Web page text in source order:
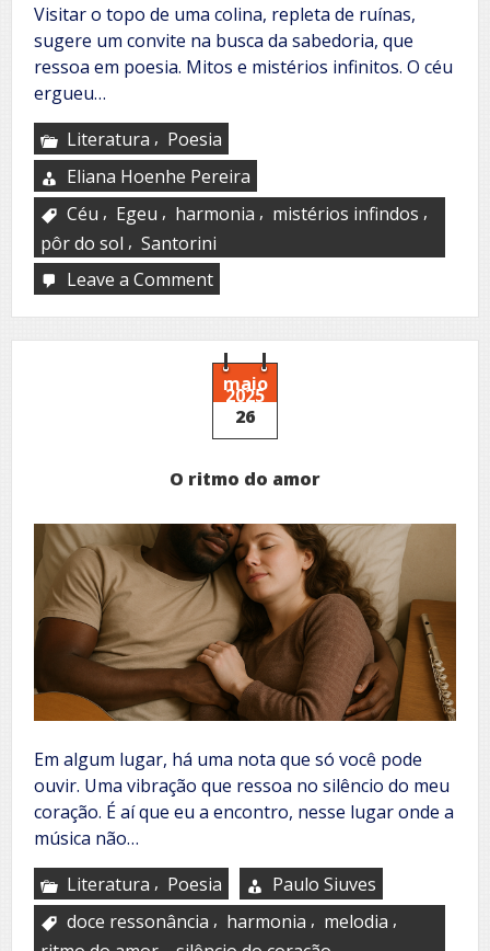
Visitar o topo de uma colina, repleta de ruínas,
sugere um convite na busca da sabedoria, que
ressoa em poesia. Mitos e mistérios infinitos. O céu
ergueu…
Literatura , Poesia
Eliana Hoenhe Pereira
Céu , Egeu , harmonia , mistérios infindos ,
pôr do sol , Santorini
Leave a Commenton
outro
dia,
Paraíso!
maio
2025
26
O ritmo do amor
Em algum lugar, há uma nota que só você pode
ouvir. Uma vibração que ressoa no silêncio do meu
coração. É aí que eu a encontro, nesse lugar onde a
música não…
Literatura , Poesia
Paulo Siuves
doce ressonância , harmonia , melodia ,